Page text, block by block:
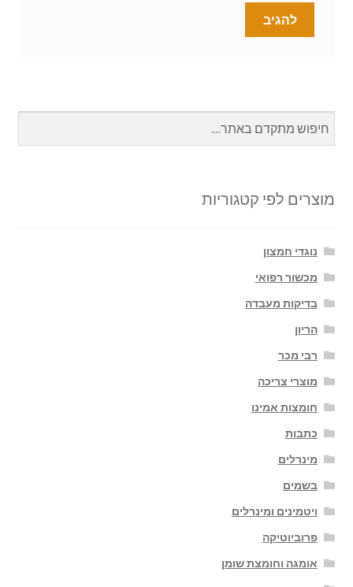
מוצרים לפי קטגוריות
נוגדי חמצון
מכשור רפואי
בדיקות מעבדה
הריון
רבי מכר
מוצרי צריכה
חומצות אמינו
כתבות
מינרלים
בשמים
ויטמינים ומינרלים
פרוביוטיקה
אומגה וחומצת שומן